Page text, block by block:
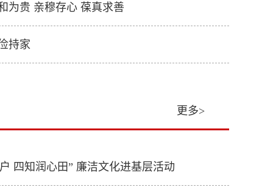
为贵 亲穆存心 葆真求善
持家
更多>
四知润心田” 廉洁文化进基层活动